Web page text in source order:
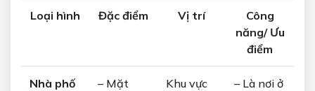
Loại hình Đặc điểm Vị trí
Công
năng/ Ưu
điểm
Nhà phố
– Mặt
Khu vực
– Là nơi ở